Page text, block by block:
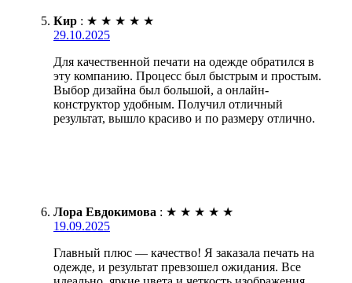
Кир : ★ ★ ★ ★ ★
29.10.2025
Для качественной печати на одежде обратился в
эту компанию. Процесс был быстрым и простым.
Выбор дизайна был большой, а онлайн-
конструктор удобным. Получил отличный
результат, вышло красиво и по размеру отлично.
Лора Евдокимова : ★ ★ ★ ★ ★
19.09.2025
Главный плюс — качество! Я заказала печать на
одежде, и результат превзошел ожидания. Все